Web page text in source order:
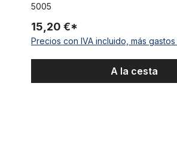
5005
15,20 €*
Precios con IVA incluido, más
A la cesta